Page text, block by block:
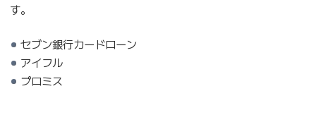
す。
セブン銀行カードローン
アイフル
プロミス